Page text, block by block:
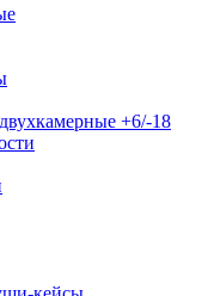
+6/-18